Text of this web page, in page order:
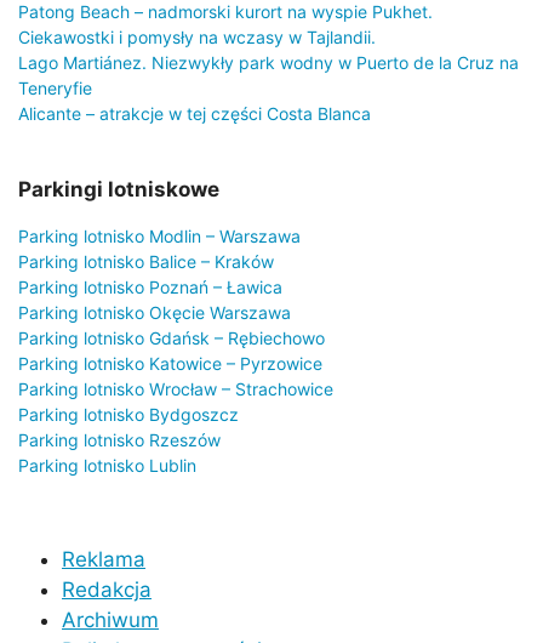
Patong Beach – nadmorski kurort na wyspie Pukhet.
Ciekawostki i pomysły na wczasy w Tajlandii.
Lago Martiánez. Niezwykły park wodny w Puerto de la Cruz na
Teneryfie
Alicante – atrakcje w tej części Costa Blanca
Parkingi lotniskowe
Parking lotnisko Modlin – Warszawa
Parking lotnisko Balice – Kraków
Parking lotnisko Poznań – Ławica
Parking lotnisko Okęcie Warszawa
Parking lotnisko Gdańsk – Rębiechowo
Parking lotnisko Katowice – Pyrzowice
Parking lotnisko Wrocław – Strachowice
Parking lotnisko Bydgoszcz
Parking lotnisko Rzeszów
Parking lotnisko Lublin
Reklama
Redakcja
Archiwum